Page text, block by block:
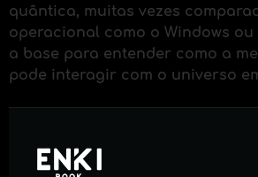
quântica, muitas vezes
operacional como o Windows
a base para entender como a
pode interagir com o universo